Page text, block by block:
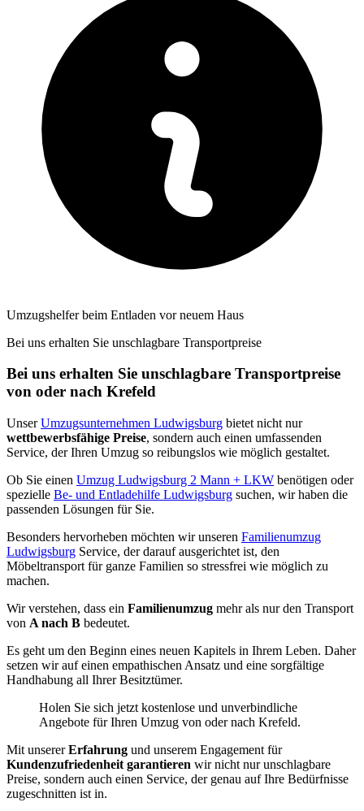
Umzugshelfer beim Entladen vor neuem Haus
Bei uns erhalten Sie unschlagbare Transportpreise
Bei uns erhalten Sie unschlagbare Transportpreise
von oder nach Krefeld
UnserUmzugsunternehmen Ludwigsburg bietet nicht nur
wettbewerbsfähige Preise, sondern auch einen umfassenden
Service, der Ihren Umzug so reibungslos wie möglich gestaltet.
Ob Sie einen Umzug Ludwigsburg 2 Mann + LKW benötigen oder
spezielle Be- und Entladehilfe Ludwigsburg suchen, wir haben die
passenden Lösungen für Sie.
Besonders hervorheben möchten wir unseren Familienumzug
Ludwigsburg Service, der darauf ausgerichtet ist, den
Möbeltransport für ganze Familien so stressfrei wie möglich zu
machen.
Wir verstehen, dass ein Familienumzug mehr als nur den Transport
von A nach B bedeutet.
Es geht um den Beginn eines neuen Kapitels in Ihrem Leben. Daher
setzen wir auf einen empathischen Ansatz und eine sorgfältige
Handhabung all Ihrer Besitztümer.
Holen Sie sich jetzt kostenlose und unverbindliche
Angebote für Ihren Umzug von oder nach Krefeld.
Mit unsererErfahrung und unserem Engagement für
Kundenzufriedenheit garantieren wir nicht nur unschlagbare
Preise, sondern auch einen Service, der genau auf Ihre Bedürfnisse
zugeschnitten ist in.